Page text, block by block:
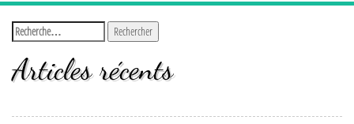
Articles récents